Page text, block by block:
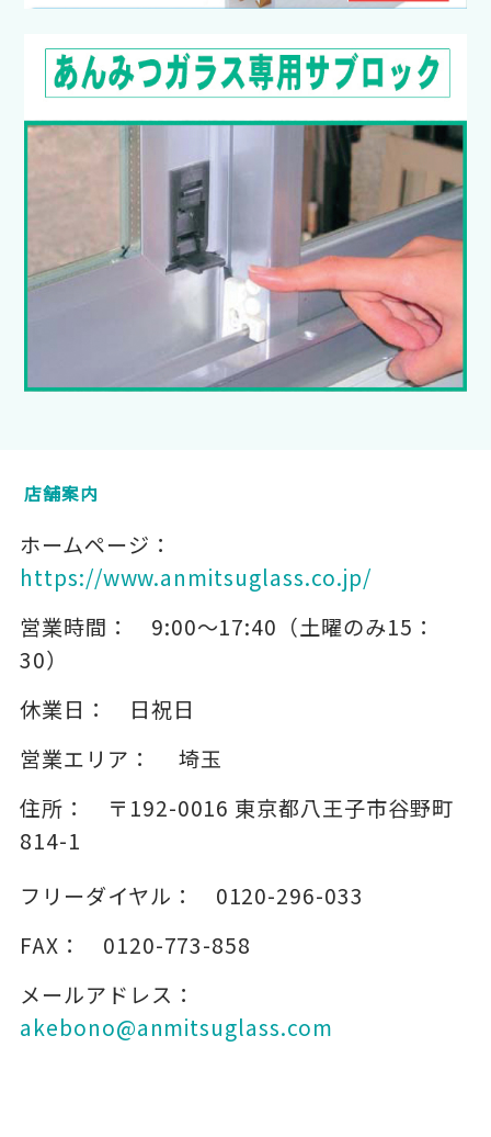
店舗案内
ホームページ：
https://www.anmitsuglass.co.jp/
営業時間：
9:00～17:40（土曜のみ15：
30）
休業日：
日祝日
営業エリア：
埼玉
住所：
〒192-0016 東京都八王子市谷野町
814-1
フリーダイヤル：
0120-296-033
FAX：
0120-773-858
メールアドレス：
akebono@anmitsuglass.com